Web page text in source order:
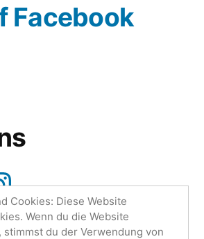
Facebook
Cookies: Diese Website
Wenn du die Website
du der Verwendung von